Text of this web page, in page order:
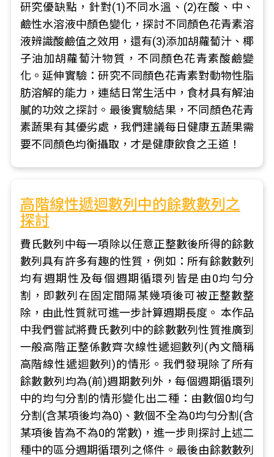
研究優缺點，針對(1)不同水溫、(2)在酸、中、
鹼性水溶液中顏色變化，探討不同顏色花青素溶
液辨識酸鹼值之效用，還有(3)添加胡蘿蔔汁、椰
子油加胡蘿蔔汁物質，不同顏色花青素酸鹼變
化。延伸實驗：研究不同顏色花青素對動物性脂
肪溶解的能力，連結日常生活中，食材具有解油
膩的功效之探討。最後實驗結果，不同顏色花青
素蔬果有其優劣處，我們建議每日健康五蔬果需
要不同顏色均衡攝取，才是健康飲食之王道！
高階線性遞迴數列中的餘數數列之
探討
費氏數列中每一項除以任意正整數後所得的餘數
數列具有許多有趣的性質，例如：所有餘數數列
均有週期性及每個週期循環列皆是由0均勻分
割，即數列在固定間隔某幾項後可被正整數整
除，由此性質就可進一步計算週期長度。 本作品
中我們嘗試將費氏數列中的餘數數列性質推廣到
一般高階正整係數齊次線性遞迴數列(內文簡稱
高階線性遞迴數列)的情形。我們發現除了所有
餘數數列均為(前)週期數列外，每個週期循環列
中的均勻分割的情形變化出二種：由數個0均勻
分割(含某項後均為0)、數個不全為0均勻分割(含
某項後皆為不為0的常數)，進一步則探討上述二
種中的區分週期循環列之條件。最後由餘數數列